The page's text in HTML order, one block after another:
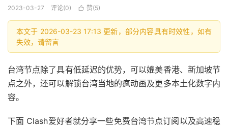
2023-03-27 评论(0)  赞(5)
本文于 2026-03-23 17:13 更新，部分内容具有时效性，如有
失效，请留言
台湾节点除了具有低延迟的优势，可以媲美香港、新加坡节
点之外，还可以解锁台湾当地的疯动画及更多本土化数字内
容。
下面 Clash爱好者就分享一些免费台湾节点订阅以及高速稳